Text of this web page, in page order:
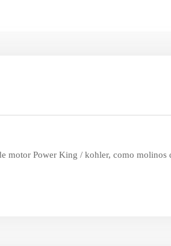
motor Power King / kohler, como molinos